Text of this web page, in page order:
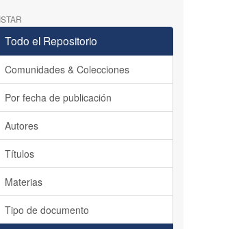
Todo el Repositorio
Comunidades & Colecciones
Por fecha de publicación
Autores
Títulos
Materias
Tipo de documento